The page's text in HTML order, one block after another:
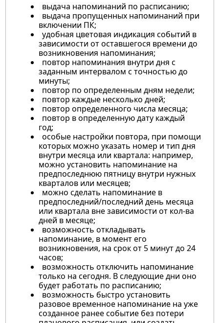
выдача напоминаний по расписанию;
выдача пропущенных напоминаний при
включении ПК;
удобная цветовая индикация событий в
зависимости от оставшегося времени до
возникновения напоминания;
повтор напоминания внутри дня с
заданным интервалом с точностью до
минуты;
повтор по определенным дням недели;
повтор каждые несколько дней;
повтор определенного числа месяца;
повтор в определенную дату каждый
год;
особые настройки повтора, при помощи
которых можно указать номер и тип дня
внутри месяца или квартала: например,
можно установить напоминание на
предпоследнюю пятницу внутри нужных
кварталов или месяцев;
можно сделать напоминание в
предпоследний/последний день месяца
или квартала вне зависимости от кол-ва
дней в месяце;
возможность откладывать
напоминание, в момент его
возникновения, на срок от 5 минут до 24
часов;
возможность отключить напоминание
только на сегодня. В следующие дни оно
будет работать по расписанию;
возможность быстро установить
разовое временное напоминание на уже
созданное ранее событие без потери